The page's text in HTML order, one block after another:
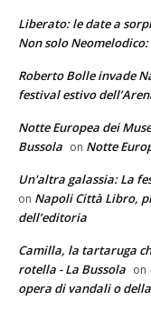
Liberato: le date a
Non solo
Roberto Bolle invade
festival estivo
Notte Europea dei
Bussola on Notte
Un'altra galassia: La
on Napoli Città Libro,
dell’editoria
Camilla, la tartaruga
rotella - La Bussola on
opera di vandali o